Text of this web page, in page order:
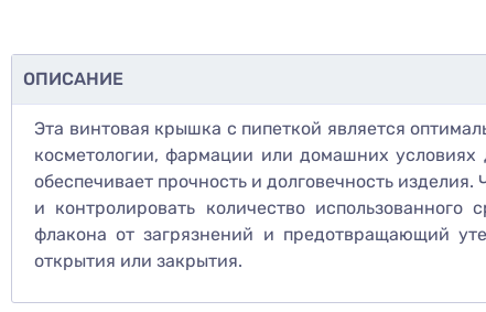
ОПИСАНИЕ
Эта винтовая крышка с пипеткой является
косметологии, фармации или домашних
обеспечивает прочность и долговечность
и контролировать количество
флакона от загрязнений и предотвращающий
открытия или закрытия.